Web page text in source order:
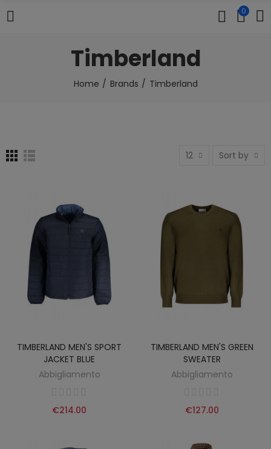
0
Timberland
Home Brands Timberland
12 Sort by
TIMBERLAND MEN'S SPORT
JACKET BLUE
Abbigliamento
€214.00
TIMBERLAND MEN'S GREEN
SWEATER
Abbigliamento
€127.00